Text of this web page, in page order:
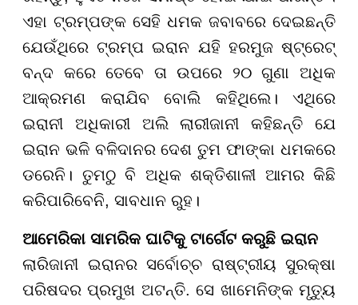
ଏହା ଟ୍ରମ୍ପଙ୍କ ସେହି ଧମକ ଜବାବରେ ଦେଇଛନ୍ତି
ଯେଉଁଥିରେ ଟ୍ରମ୍ପ ଇରାନ ଯହି ହରମୁଜ ଷ୍ଟ୍ରେଟ୍
ବନ୍ଦ କରେ ତେବେ ତା ଉପରେ ୨୦ ଗୁଣା ଅଧିକ
ଆକ୍ରମଣ କରାଯିବ ବୋଲି କହିଥିଲେ। ଏଥିରେ
ଇରାନୀ ଅଧିକାରୀ ଅଲି ଲାରୀଜାନୀ କହିଛନ୍ତି ଯେ
ଇରାନ ଭଳି ବଳିଦାନର ଦେଶ ତୁମ ଫାଙ୍କା ଧମକରେ
ଡରେନି। ତୁମଠୁ ବି ଅଧିକ ଶକ୍ତିଶାଳୀ ଆମର କିଛି
କରିପାରିବେନି, ସାବଧାନ ରୁହ।
ଆମେରିକା ସାମରିକ ଘାଟିକୁ ଟାର୍ଗେଟ କରୁଛି ଇରାନ
ଲାରିଜାନୀ ଇରାନର ସର୍ବୋଚ୍ଚ ରାଷ୍ଟ୍ରୀୟ ସୁରକ୍ଷା
ପରିଷଦର ପ୍ରମୁଖ ଅଟନ୍ତି. ସେ ଖାମେନିଙ୍କ ମୃତ୍ୟୁ